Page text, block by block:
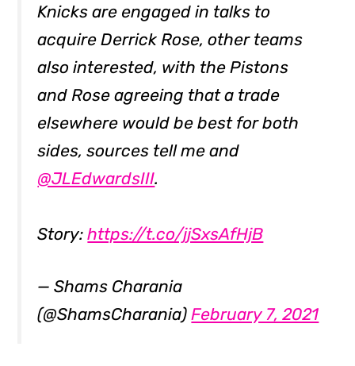
Knicks are engaged in talks to
acquire Derrick Rose, other teams
also interested, with the Pistons
and Rose agreeing that a trade
elsewhere would be best for both
sides, sources tell me and
@JLEdwardsIII.
Story:https://t.co/jjSxsAfHjB
— Shams Charania
(@ShamsCharania)February 7, 2021